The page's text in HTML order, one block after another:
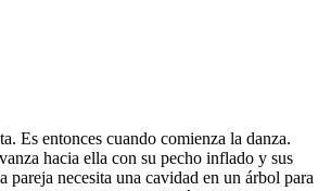
Es entonces cuando comienza la danza.
hacia ella con su pecho inflado y sus
pareja necesita una cavidad en un árbol para